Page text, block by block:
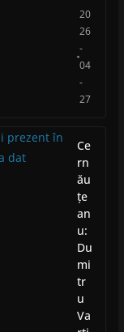
20
26
-
04
-
27
Ce
rn
ău
țe
an
u:
Du
mi
tr
u
Va